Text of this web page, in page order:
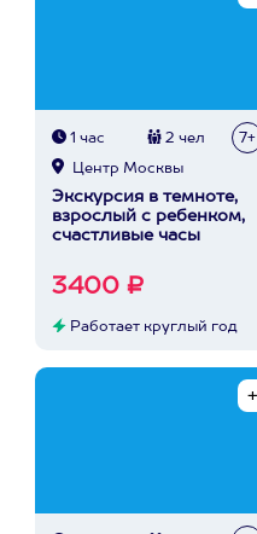
1 час 2 чел 7+
Центр Москвы
Экскурсия в темноте,
взрослый с ребенком,
счастливые часы
3400 ₽
Работает круглый год